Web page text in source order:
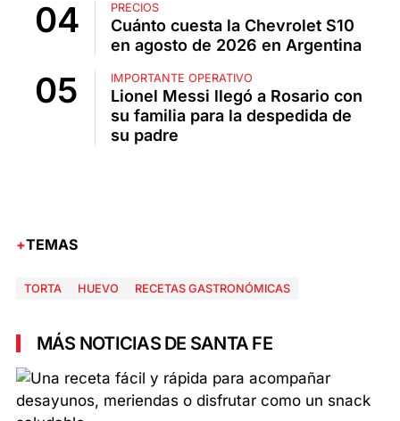
PRECIOS
Cuánto cuesta la Chevrolet S10
en agosto de 2026 en Argentina
IMPORTANTE OPERATIVO
Lionel Messi llegó a Rosario con
su familia para la despedida de
su padre
TEMAS
TORTA HUEVO RECETAS GASTRONÓMICAS
MÁS NOTICIAS DE SANTA FE